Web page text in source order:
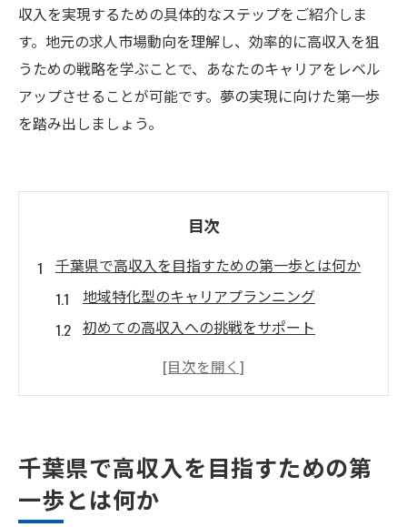
収入を実現するための具体的なステップをご紹介しま
す。地元の求人市場動向を理解し、効率的に高収入を狙
うための戦略を学ぶことで、あなたのキャリアをレベル
アップさせることが可能です。夢の実現に向けた第一歩
を踏み出しましょう。
目次
千葉県で高収入を目指すための第一歩とは何か
地域特化型のキャリアプランニング
初めての高収入への挑戦をサポート
千葉県の流行に合わせたスキルセット
千葉県の求人市場を徹底分析して高収入を手に
入れる
千葉県で高収入を目指すための第
一歩とは何か